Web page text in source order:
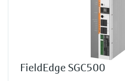
FieldEdge SGC500